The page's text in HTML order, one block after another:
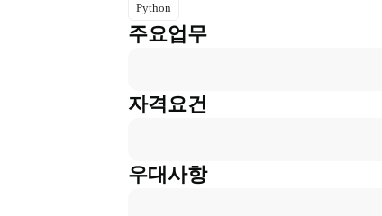
Python
주요업무
자격요건
우대사항